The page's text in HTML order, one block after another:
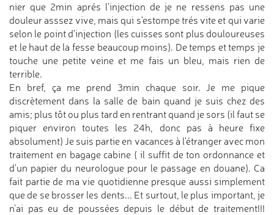
nier que 2min aprés l'injection de je ne ressens pas une
douleur asssez vive, mais qui s'estompe trés vite et qui varie
selon le point d'injection (les cuisses sont plus douloureuses
et le haut de la fesse beaucoup moins). De temps et temps je
touche une petite veine et me fais un bleu, mais rien de
terrible.
En bref, ça me prend 3min chaque soir. Je me pique
discrètement dans la salle de bain quand je suis chez des
amis; plus tôt ou plus tard en rentrant quand je sors (il faut se
piquer environ toutes les 24h, donc pas à heure fixe
absolument) Je suis partie en vacances à l'étranger avec mon
traitement en bagage cabine ( il suffit de ton ordonnance et
d'un papier du neurologue pour le passage en douane). Ca
fait partie de ma vie quotidienne presque aussi simplement
que de se brosser les dents... Et surtout, le plus important, je
n'ai pas eu de poussées depuis le début de traitement!!!